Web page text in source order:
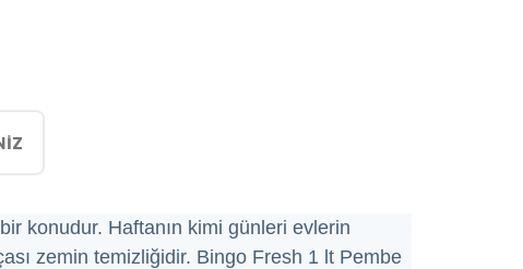
konudur. Haftanın kimi günleri evlerin
zemin temizliğidir. Bingo Fresh 1 lt Pembe